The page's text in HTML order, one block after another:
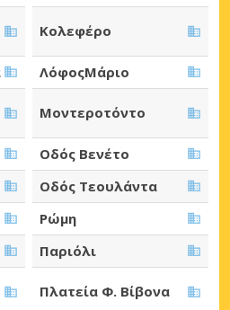
Κολεφέρο
ΛόφοςΜάριο
Μοντεροτόντο
Οδός Βενέτο
Οδός Τεουλάντα
Ρώμη
Παριόλι
Πλατεία Φ. Βίβονα